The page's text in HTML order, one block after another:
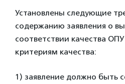
Установлены следующие
содержанию заявления о
соответствии качества
критериям качества:
1) заявление должно быть